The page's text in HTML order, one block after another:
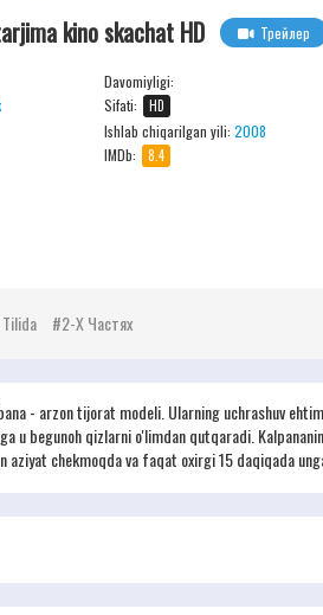
kino skachat HD Трейлер
Davomiyligi:
Sifati:
HD
Ishlab chiqarilgan yili:2008
IMDb:
8.4
2-Х Частях
- arzon tijorat modeli. Ularning uchrashuv
u begunoh qizlarni o'limdan qutqaradi.
chekmoqda va faqat oxirgi 15 daqiqada